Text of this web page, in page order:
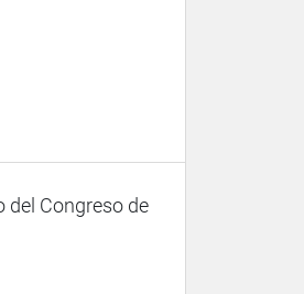
del Congreso de